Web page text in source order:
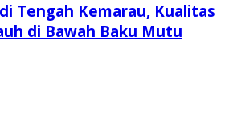
Tengah Kemarau, Kualitas
di Bawah Baku Mutu